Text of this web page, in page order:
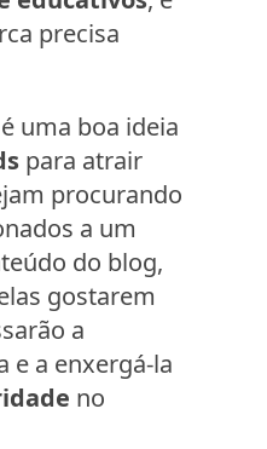
precisa
uma boa ideia
para atrair
procurando
a um
do blog,
gostarem
a
e a enxergá-la
no